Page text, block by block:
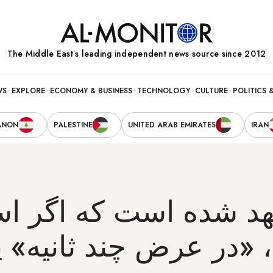
The Middle Eastʼs leading independent news source since 2012
POLITICS
CULTURE
TECHNOLOGY
ECONOMY & BUSINESS
EXPLORE
IRAN
UNITED ARAB EMIRATES
PALESTINE
شده است که اگر
«در عرض چند